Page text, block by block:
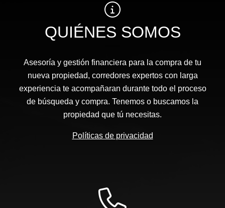
QUIÉNES SOMOS
Asesoría y gestión financiera para la compra de tu
nueva propiedad, corredores expertos con larga
experiencia te acompañaran durante todo el proceso
de búsqueda y compra. Tenemos o buscamos la
propiedad que tú necesitas.
Políticas de privacidad